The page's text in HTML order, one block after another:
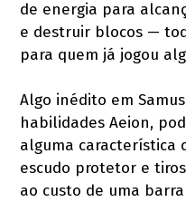
de energia para
e destruir blocos —
para quem já jogou
Algo inédito em
habilidades Aeion,
alguma característica
escudo protetor e
ao custo de uma